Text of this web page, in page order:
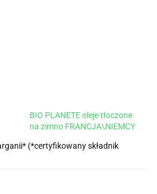
BIO PLANETE oleje tłoczone
na zimno FRANCJA\NIEMCY
(*certyfikowany składnik